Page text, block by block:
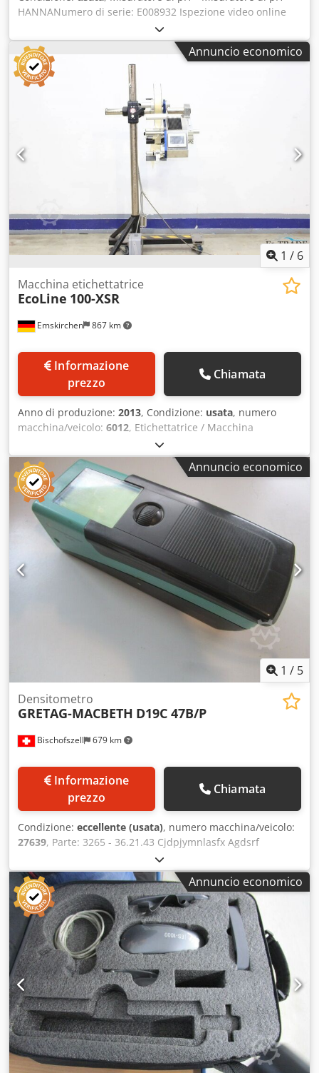
HANNANumero di serie: E008932 Ispezione video online
tramite Skype Saremo lieti di accogliere la vostra visita:
abbiamo altre macchine disponibili in magazzino. Crjdpfx
Agoh Axwtodof Disponibile immediatamente – Possibilità
di ispezione Disponibile in magazzino a Emskirchen /
Norimberga – Possibilità di prova.
Annuncio economico
1 / 6
Emskirchen 867 km
Macchina etichettatrice
EcoLine 100-XSR
prezzo
Chiamata
Anno di produzione: 2013, Condizione: usata, numero
macchina/veicolo: 6012, Etichettatrice / Macchina
etichettatrice EcoLine 100-XSR, anno di fabbricazione /
Year 2013 - Numero di serie / Serial-No. 6012 Larghezza
del passaggio / bandwidth 100 mm Precisione di arresto /
stopping accuracy +/- 0,5 mm Lunghezza etichette / label
length min. 10 mm Larghezza etichette / label width min.
10 mm Diametro interno del rotolo di etichette / Inside
diameter of label roll 40/76 mm Diametro esterno del
rotolo di etichette / Outer diameter of label roll 300 mm
Crodpfelgz U Sex Agdef Tensione di rete / Voltage 115/230
V, 50/60 Hz Assorbimento di potenza / power consumption
400 VA Certificazione / Certification CE Grado di protezione
IP IP44 (opzionale IP54) Ispezione video online tramite
Skype Saremo lieti di accogliere la vostra visita; abbiamo
altre macchine disponibili. Disponibile immediatamente –
Annuncio economico
1 / 5
Bischofszell 679 km
Densitometro
GRETAG-MACBETH D19C 47B/P
prezzo
Chiamata
Condizione: eccellente (usata), numero macchina/veicolo:
27639, Parte: 3265 - 36.21.43 Cjdpjymnlasfx Agdsrf
Annuncio economico